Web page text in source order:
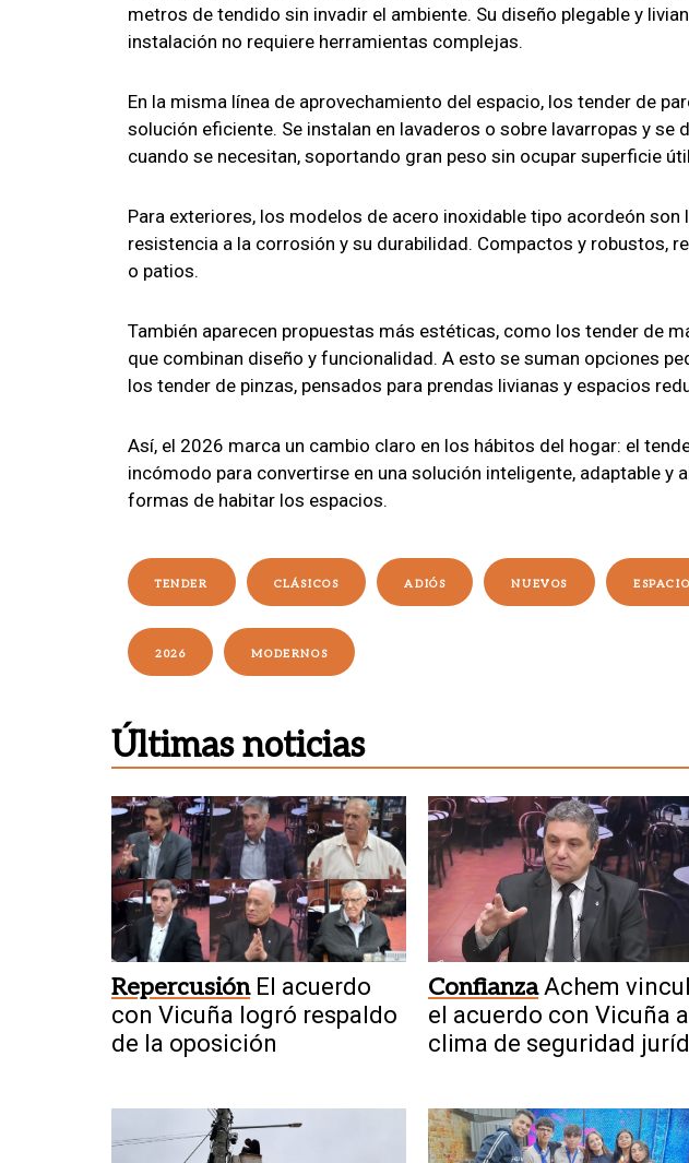
metros de tendido sin invadir el ambiente. Su diseño plegable y
instalación no requiere herramientas complejas.
En la misma línea de aprovechamiento del espacio, los tender de
solución eficiente. Se instalan en lavaderos o sobre lavarropas y se
cuando se necesitan, soportando gran peso sin ocupar superficie
Para exteriores, los modelos de acero inoxidable tipo acordeón son
resistencia a la corrosión y su durabilidad. Compactos y robustos,
o patios.
También aparecen propuestas más estéticas, como los tender de
que combinan diseño y funcionalidad. A esto se suman opciones
los tender de pinzas, pensados para prendas livianas y espacios
Así, el 2026 marca un cambio claro en los hábitos del hogar: el
incómodo para convertirse en una solución inteligente, adaptable y
formas de habitar los espacios.
TENDER CLÁSICOS ADIÓS NUEVOS ESPACIO
2026 MODERNOS
Últimas noticias
Repercusión El acuerdo
con Vicuña logró respaldo
de la oposición
Confianza Achem
el acuerdo con Vicuña
clima de seguridad